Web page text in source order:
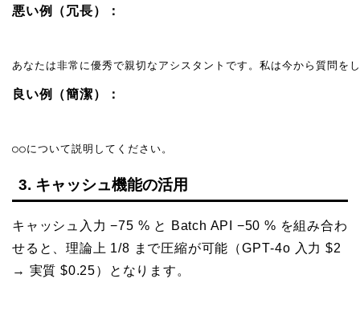
悪い例（冗長）：
あなたは非常に優秀で親切なアシスタントです。私は今から質問
良い例（簡潔）：
○○について説明してください。
3. キャッシュ機能の活用
キャッシュ入力 −75 % と Batch API −50 % を組み合わ
せると、理論上 1/8 まで圧縮が可能（GPT‑4o 入力 $2
→ 実質 $0.25）となります。